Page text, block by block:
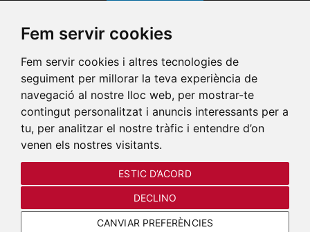
Fem servir cookies
Fem servir cookies i altres tecnologies de
seguiment per millorar la teva experiència de
navegació al nostre lloc web, per mostrar-te
contingut personalitzat i anuncis interessants per a
tu, per analitzar el nostre tràfic i entendre d’on
venen els nostres visitants.
ESTIC D’ACORD
DECLINO
CANVIAR PREFERÈNCIES